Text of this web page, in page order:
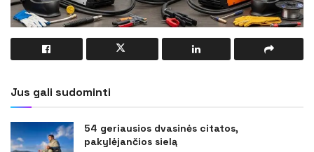
Jus gali sudominti
54 geriausios dvasinės citatos,
pakylėjančios sielą